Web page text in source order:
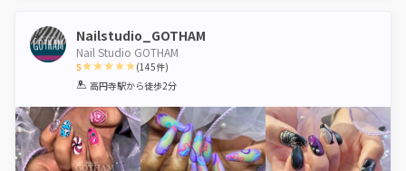
Nailstudio_GOTHAM
Nail Studio GOTHAM
5
1 2 3 4 5
(145件)
高円寺駅から徒歩2分